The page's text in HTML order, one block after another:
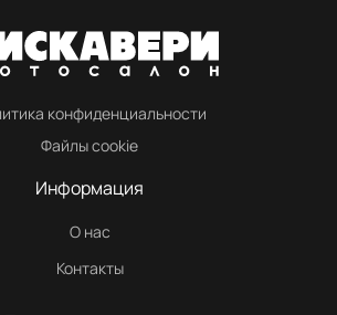
конфиденциальности
Файлы cookie
Информация
О нас
Контакты